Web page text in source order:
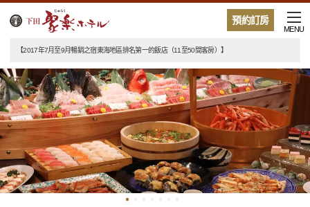
預約訂房
MENU
【2017年7月至9月暢銷之宿東海地區排名第一的飯店（11至50間客房）】